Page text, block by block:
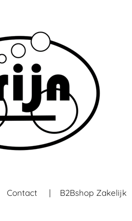
Contact B2Bshop Zakelijk